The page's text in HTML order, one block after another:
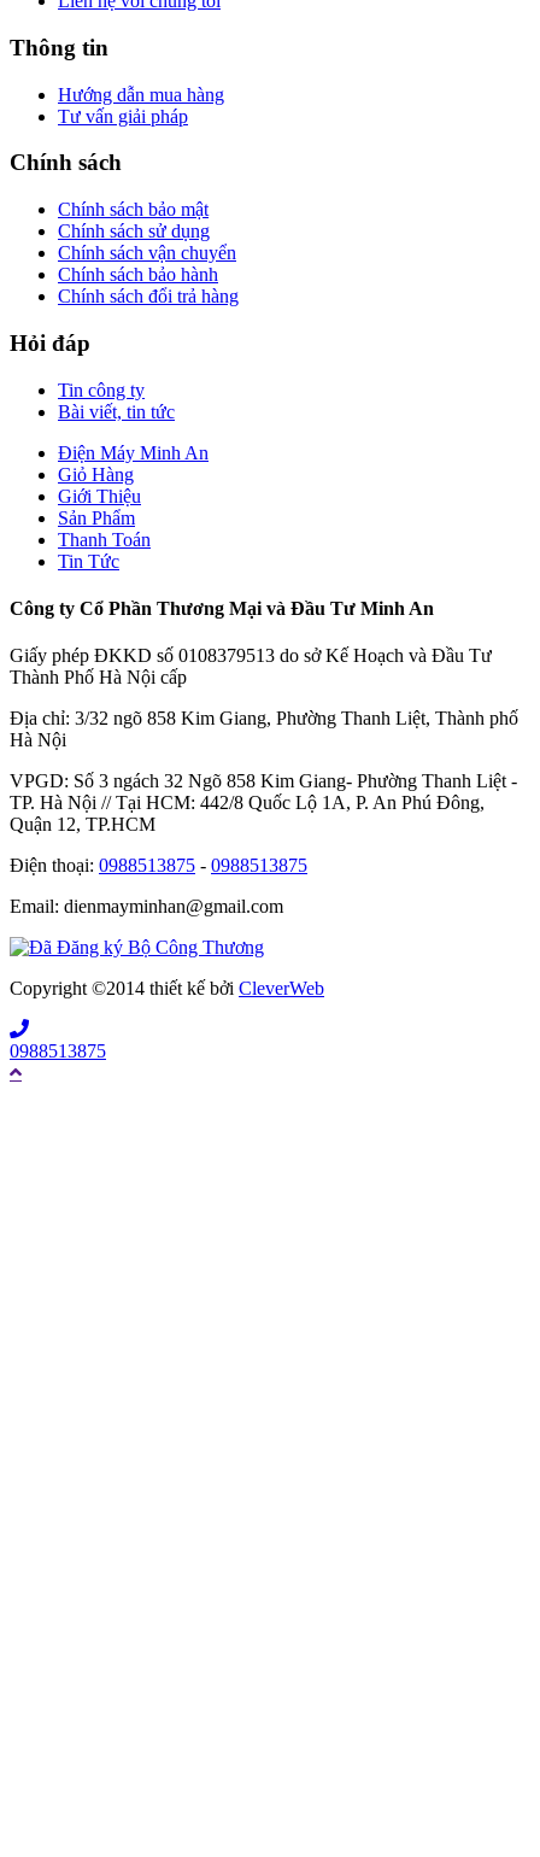
Thông tin
Hướng dẫn mua hàng
Tư vấn giải pháp
Chính sách
Chính sách bảo mật
Chính sách sử dụng
Chính sách vận chuyển
Chính sách bảo hành
Chính sách đổi trả hàng
Hỏi đáp
Tin công ty
Bài viết, tin tức
Điện Máy Minh An
Giỏ Hàng
Giới Thiệu
Sản Phẩm
Thanh Toán
Tin Tức
Công ty Cổ Phần Thương Mại và Đầu Tư Minh An
Giấy phép ĐKKD số 0108379513 do sở Kế Hoạch và Đầu Tư
Thành Phố Hà Nội cấp
Địa chỉ: 3/32 ngõ 858 Kim Giang, Phường Thanh Liệt, Thành phố
Hà Nội
VPGD: Số 3 ngách 32 Ngõ 858 Kim Giang- Phường Thanh Liệt -
TP. Hà Nội // Tại HCM: 442/8 Quốc Lộ 1A, P. An Phú Đông,
Quận 12, TP.HCM
Điện thoại: 0988513875 - 0988513875
Email: dienmayminhan@gmail.com
Copyright ©2014 thiết kế bởi CleverWeb
0988513875